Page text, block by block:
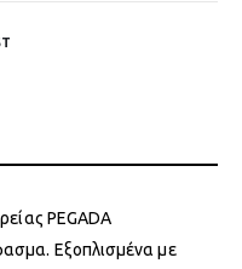
PEGADA
Εξοπλισμένα με